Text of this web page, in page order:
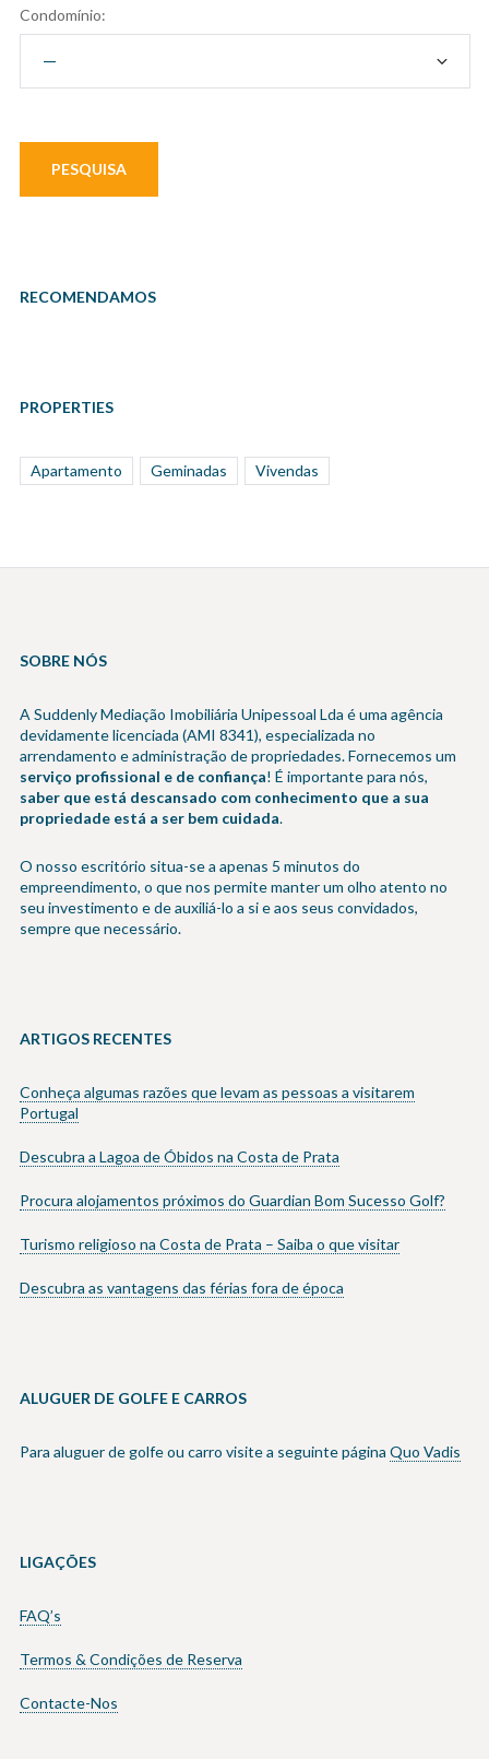
Condomínio:
RECOMENDAMOS
PROPERTIES
Apartamento Geminadas Vivendas
SOBRE NÓS
A Suddenly Mediação Imobiliária Unipessoal Lda é uma agência
devidamente licenciada (AMI 8341), especializada no
arrendamento e administração de propriedades. Fornecemos um
serviço profissional e de confiança! É importante para nós,
saber que está descansado com conhecimento que a sua
propriedade está a ser bem cuidada.
O nosso escritório situa-se a apenas 5 minutos do
empreendimento, o que nos permite manter um olho atento no
seu investimento e de auxiliá-lo a si e aos seus convidados,
sempre que necessário.
ARTIGOS RECENTES
Conheça algumas razões que levam as pessoas a visitarem
Portugal
Descubra a Lagoa de Óbidos na Costa de Prata
Procura alojamentos próximos do Guardian Bom Sucesso Golf?
Turismo religioso na Costa de Prata – Saiba o que visitar
Descubra as vantagens das férias fora de época
ALUGUER DE GOLFE E CARROS
Para aluguer de golfe ou carro visite a seguinte página Quo Vadis
LIGAÇÕES
FAQ’s
Termos & Condições de Reserva
Contacte-Nos